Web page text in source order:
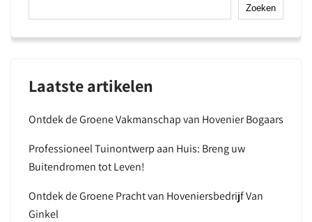
Zoeken
Laatste artikelen
Ontdek de Groene Vakmanschap van Hovenier Bogaars
Professioneel Tuinontwerp aan Huis: Breng uw
Buitendromen tot Leven!
Ontdek de Groene Pracht van Hoveniersbedrijf Van
Ginkel